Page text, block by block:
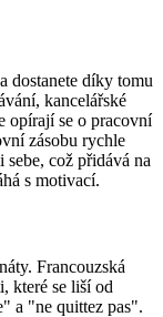
dostanete díky tomu
kancelářské
opírají se o pracovní
zásobu rychle
což přidává na
s motivací.
Francouzská
které se liší od
a "ne quittez pas".